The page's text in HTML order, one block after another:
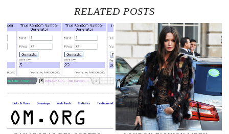
RELATED POSTS